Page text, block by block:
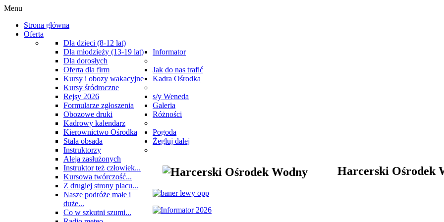
Menu
Strona główna
Oferta
Dla dzieci (8-12 lat)
Dla młodzieży (13-19 lat)
Dla dorosłych
Oferta dla firm
Informator
Kursy i obozy wakacyjne
Kursy śródroczne
Rejsy 2026
Formularze zgłoszenia
Obozowe druki
Kadrowy kalendarz
Jak do nas trafić
Kadra Ośrodka
Kierownictwo Ośrodka
Stała obsada
Instruktorzy
Aleja zasłużonych
s/y Weneda
Galeria
Różności
Instruktor też człowiek...
Kursowa twórczość...
Z drugiej strony placu...
Nasze podróże małe i
duże...
Co w szkutni szumi...
Pogoda
Żegluj dalej
Harcerski Ośrodek